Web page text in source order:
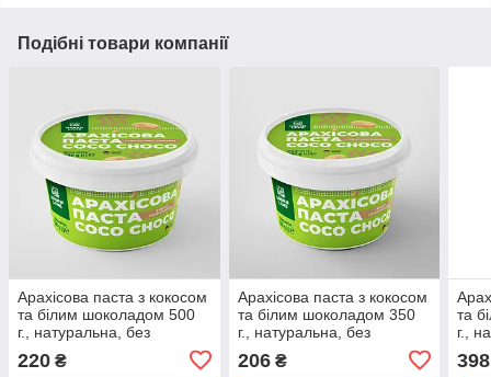
Подібні товари компанії
Арахісова паста з кокосом
та білим шоколадом 500
г., натуральна, без
консервантів та домішок
COCO CHOCO
220 ₴
Арахісова паста з кокосом
та білим шоколадом 350
г., натуральна, без
консервантів та домішок
COCO CHOCO
206₴
та
г.,
398